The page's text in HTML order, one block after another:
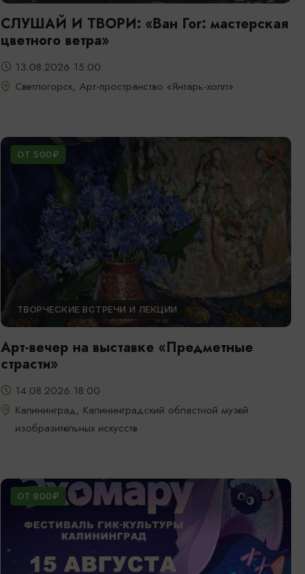
СЛУШАЙ И ТВОРИ: «Ван Гог: мастерская
цветного ветра»
13.08.2026 15:00
Светлогорск, Арт-пространство «Янтарь-холл»
ОТ 500₽
ТВОРЧЕСКИЕ ВСТРЕЧИ И ЛЕКЦИИ
Арт-вечер на выставке «Предметные
страсти»
14.08.2026 18:00
Калининград, Калининградский областной музей
изобразительных искусств
ОТ 800₽